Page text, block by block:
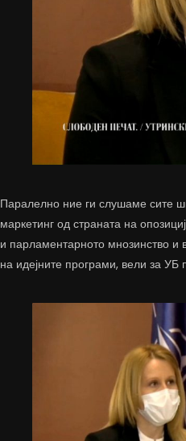
Паралелно ние ги слушаме сите
маркетинг од страната на
и парламентарното мнозинство и
на идејните програми, вели за